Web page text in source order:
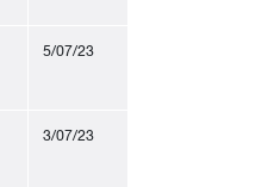
5/07/23
3/07/23